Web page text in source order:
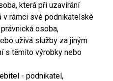
která při uzavírání
v rámci své podnikatelské
osoba,
užívá služby za jiným
s těmito výrobky nebo
- podnikatel,